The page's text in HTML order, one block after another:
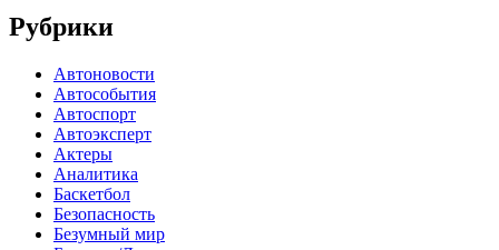
Рубрики
Автоновости
Автособытия
Автоспорт
Автоэксперт
Актеры
Аналитика
Баскетбол
Безопасность
Безумный мир